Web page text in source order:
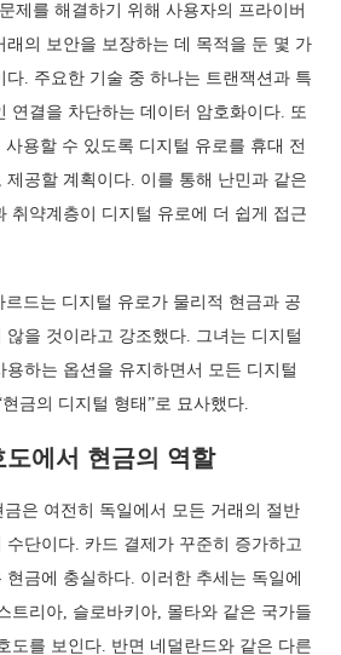
제를 해결하기 위해 사용자의 프라이버
래의 보안을 보장하는 데 목적을 둔 몇 가
다. 주요한 기술 중 하나는 트랜잭션과 특
연결을 차단하는 데이터 암호화이다. 또
사용할 수 있도록 디지털 유로를 휴대 전
공할 계획이다. 이를 통해 난민과 같은
취약계층이 디지털 유로에 더 쉽게 접근
드는 디지털 유로가 물리적 현금과 공
않을 것이라고 강조했다. 그녀는 디지털
용하는 옵션을 유지하면서 모든 디지털
금의 디지털 형태”로 묘사했다.
에서 현금의 역할
금은 여전히 독일에서 모든 거래의 절반
수단이다. 카드 결제가 꾸준히 증가하고
금에 충실하다. 이러한 추세는 독일에
트리아, 슬로바키아, 몰타와 같은 국가들
도를 보인다. 반면 네덜란드와 같은 다른